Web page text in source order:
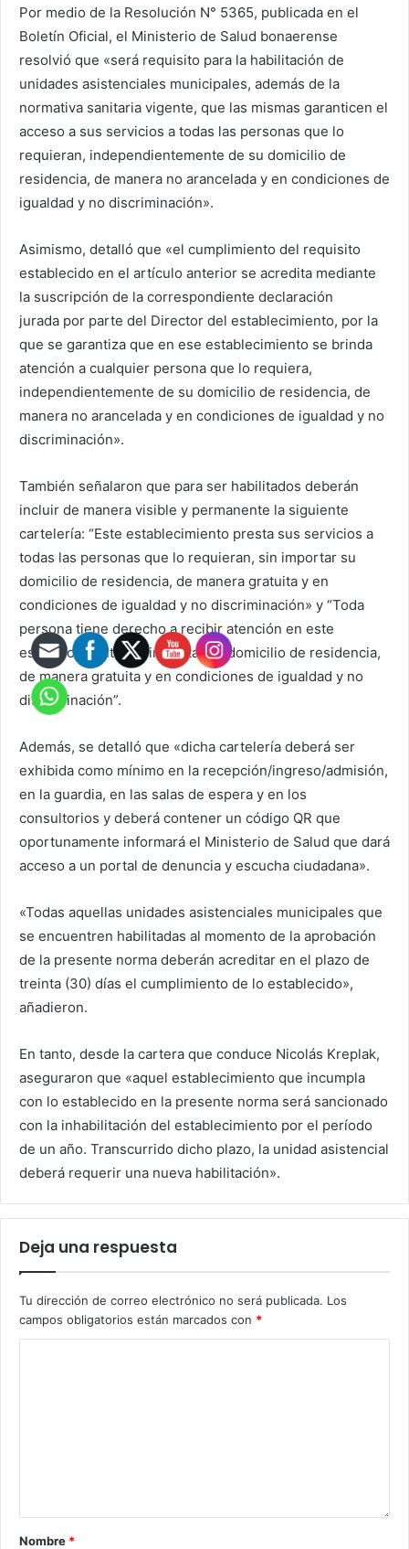
Por medio de la Resolución N° 5365, publicada en el
Boletín Oficial, el Ministerio de Salud bonaerense
resolvió que «será requisito para la habilitación de
unidades asistenciales municipales, además de la
normativa sanitaria vigente, que las mismas garanticen el
acceso a sus servicios a todas las personas que lo
requieran, independientemente de su domicilio de
residencia, de manera no arancelada y en condiciones de
igualdad y no discriminación».
Asimismo, detalló que «el cumplimiento del requisito
establecido en el artículo anterior se acredita mediante
la suscripción de la correspondiente declaración
jurada por parte del Director del establecimiento, por la
que se garantiza que en ese establecimiento se brinda
atención a cualquier persona que lo requiera,
independientemente de su domicilio de residencia, de
manera no arancelada y en condiciones de igualdad y no
discriminación».
También señalaron que para ser habilitados deberán
incluir de manera visible y permanente la siguiente
cartelería: “Este establecimiento presta sus servicios a
todas las personas que lo requieran, sin importar su
domicilio de residencia, de manera gratuita y en
condiciones de igualdad y no discriminación» y “Toda
persona tiene derecho a recibir atención en este
establecimiento sin importar su domicilio de residencia,
de manera gratuita y en condiciones de igualdad y no
discriminación”.
Además, se detalló que «dicha cartelería deberá ser
exhibida como mínimo en la recepción/ingreso/admisión,
en la guardia, en las salas de espera y en los
consultorios y deberá contener un código QR que
oportunamente informará el Ministerio de Salud que dará
acceso a un portal de denuncia y escucha ciudadana».
«Todas aquellas unidades asistenciales municipales que
se encuentren habilitadas al momento de la aprobación
de la presente norma deberán acreditar en el plazo de
treinta (30) días el cumplimiento de lo establecido»,
añadieron.
En tanto, desde la cartera que conduce Nicolás Kreplak,
aseguraron que «aquel establecimiento que incumpla
con lo establecido en la presente norma será sancionado
con la inhabilitación del establecimiento por el período
de un año. Transcurrido dicho plazo, la unidad asistencial
deberá requerir una nueva habilitación».
Deja una respuesta
Tu dirección de correo electrónico no será publicada. Los
campos obligatorios están marcados con *
Nombre *